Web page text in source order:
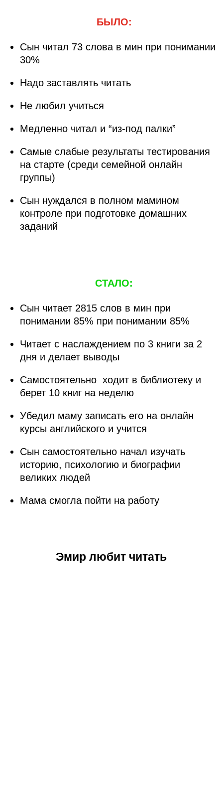
БЫЛО:
Сын читал 73 слова в мин при понимании
30%
Надо заставлять читать
Не любил учиться
Медленно читал и “из-под палки”
Самые слабые результаты тестирования
на старте (среди семейной онлайн
группы)
Сын нуждался в полном мамином
контроле при подготовке домашних
заданий
СТАЛО:
Сын читает 2815 слов в мин при
понимании 85% при понимании 85%
Читает с наслаждением по 3 книги за 2
дня и делает выводы
Самостоятельно ходит в библиотеку и
берет 10 книг на неделю
Убедил маму записать его на онлайн
курсы английского и учится
Сын самостоятельно начал изучать
историю, психологию и биографии
великих людей
Мама смогла пойти на работу
Эмир любит читать